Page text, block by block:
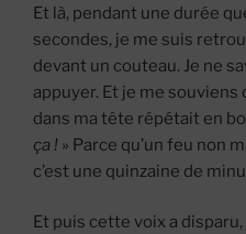
Et là, pendant une durée
secondes, je me suis
devant un couteau. Je ne
appuyer. Et je me souviens
dans ma tête répétait en
ça ! » Parce qu’un feu non
c’est une quinzaine de
Et puis cette voix a